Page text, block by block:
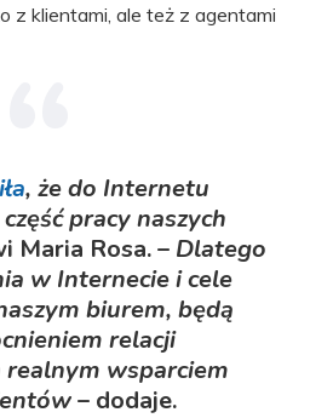
z klientami, ale też z agentami
, że do Internetu
pracy naszych
Maria Rosa. – Dlatego
w Internecie i cele
biurem, będą
relacji
realnym wsparciem
– dodaje.